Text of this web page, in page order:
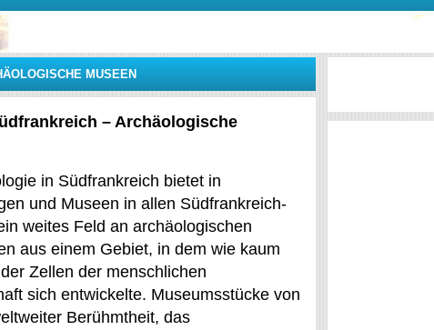
MUSEEN
– Archäologische
in Südfrankreich bietet in
und Museen in allen Südfrankreich-
weites Feld an archäologischen
aus einem Gebiet, in dem wie kaum
Zellen der menschlichen
sich entwickelte. Museumsstücke von
Berühmtheit, das